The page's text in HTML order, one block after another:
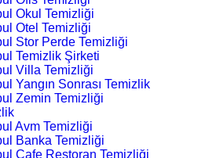
Okul Temizliği
Otel Temizliği
Stor Perde Temizliği
Temizlik Şirketi
Villa Temizliği
Yangın Sonrası Temizlik
Zemin Temizliği
Avm Temizliği
Banka Temizliği
Cafe Restoran Temizliği